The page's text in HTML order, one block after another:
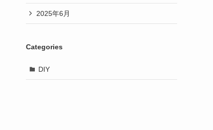
2025年6月
Categories
DIY